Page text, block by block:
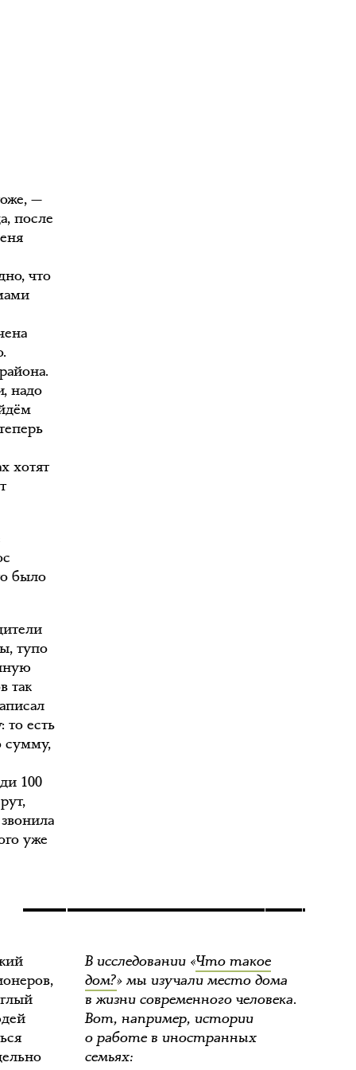
—
после
что
надо
хотят
было
тупо
так
то есть
сумму,
100
уже
В исследовании «Что такое
дом?» мы изучали место дома
в жизни современного человека.
Вот, например, истории
о работе в иностранных
семьях: